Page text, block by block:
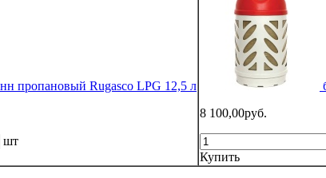
пропановый Rugasco LPG 12,5 л
шт
8 100,00руб.
Купить